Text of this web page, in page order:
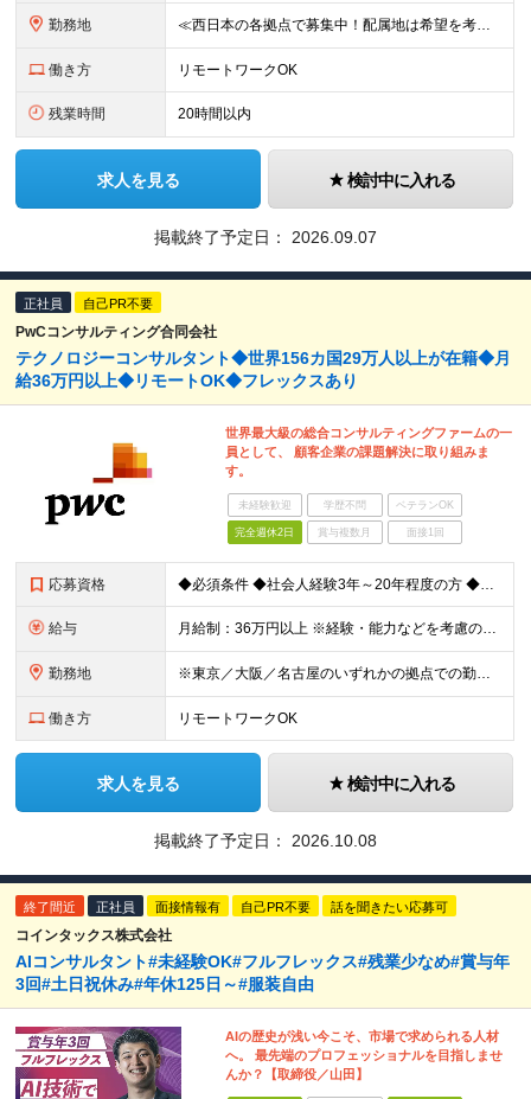
勤務地 ≪西日本の各拠点で募集中！配属地は希望を考慮≫ ★転勤なし★UIターン可 【関西】和歌山・京都・滋賀・奈良・兵庫 【東海】愛知・静岡・岐阜・三重 【北陸】石川・富山・福井 【中国】広島・岡山・島根・
働き方 リモートワークOK
残業時間 20時間以内
求人を見る 検討中に入れる
掲載終了予定日： 2026.09.07
正社員 自己PR不要
PwCコンサルティング合同会社
テクノロジーコンサルタント◆世界156カ国29万人以上が在籍◆月
給36万円以上◆リモートOK◆フレックスあり
世界最大級の総合コンサルティングファームの一
員として、 顧客企業の課題解決に取り組みま
す。
未経験歓迎 学歴不問 ベテランOK
完全週休2日 賞与複数月 面接1回
応募資格 ◆必須条件 ◆社会人経験3年～20年程度の方 ◆学士号以上、もしくは準ずる資格をお持ちの方 ▼いずれかの経験をお持ちの方 ・コンサルティングファームで、システム開発プロジェクトに参画した経験 ・SIe
給与 月給制：36万円以上 ※経験・能力などを考慮の上、決定いたします。 ※みなし残業30時間含む。 30時間を超える時間外労働分についての割増賃金は追加で支給。 ※交通費支給（上限あり）
勤務地 ※東京／大阪／名古屋のいずれかの拠点での勤務となります ※各領域により異なりますので、詳細はお問合せください 【本社】 東京都千代田区大手町1-2-1 Otemachi One タワー 【大阪オ
働き方 リモートワークOK
求人を見る 検討中に入れる
掲載終了予定日： 2026.10.08
終了間近 正社員 面接情報有 自己PR不要 話を聞きたい応募可
コインタックス株式会社
AIコンサルタント#未経験OK#フルフレックス#残業少なめ#賞与年
3回#土日祝休み#年休125日～#服装自由
AIの歴史が浅い今こそ、市場で求められる人材
へ。 最先端のプロフェッショナルを目指しませ
んか？【取締役／山田】